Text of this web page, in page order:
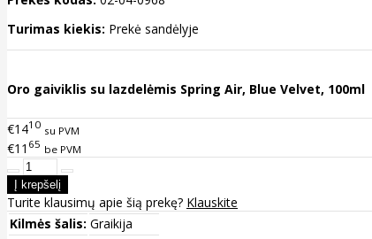
Turimas kiekis: Prekė sandėlyje
Oro gaiviklis su lazdelėmis Spring Air, Blue Velvet, 100ml
€1410 su PVM
€11 65 be PVM
Turite klausimų apie šią prekę? Klauskite
Kilmės šalis: Graikija